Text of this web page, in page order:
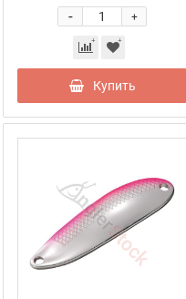
+
-
Купить